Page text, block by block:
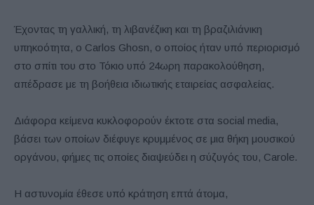
Έχοντας τη γαλλική, τη λιβανέζικη και τη βραζιλιάνικη
υπηκοότητα, ο Carlos Ghosn, ο οποίος ήταν υπό περιορισμό
στο σπίτι του στο Τόκιο υπό 24ωρη παρακολούθηση,
απέδρασε με τη βοήθεια ιδιωτικής εταιρείας ασφαλείας.
Διάφορα κείμενα κυκλοφορούν έκτοτε στα social media,
βάσει των οποίων διέφυγε κρυμμένος σε μια θήκη μουσικού
οργάνου, φήμες τις οποίες διαψεύδει η σύζυγός του, Carole.
Η αστυνομία έθεσε υπό κράτηση επτά άτομα,